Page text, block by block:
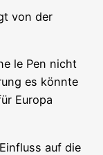
von der
le Pen nicht
es könn­te
Euro­pa
auf die